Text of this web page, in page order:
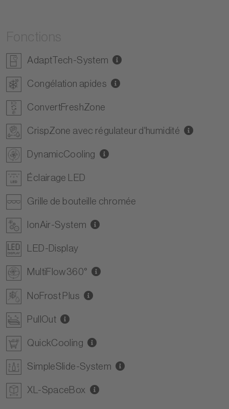
AdaptTech-System
Congélation apides
ConvertFreshZone
CrispZone avec régulateur d'humidité
DynamicCooling
Éclairage LED
Grille de bouteille chromée
IonAir-System
LED-Display
MultiFlow360°
NoFrost Plus
PullOut
QuickCooling
SimpleSlide-System
XL-SpaceBox